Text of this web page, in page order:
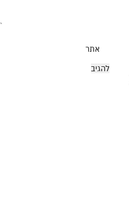
אתר